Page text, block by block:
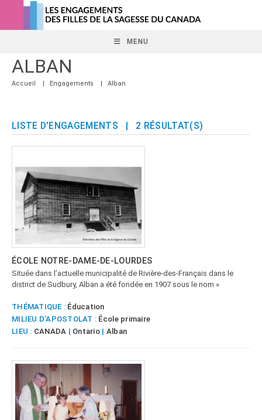
content
MENU
ALBAN
Accueil | Engagements | Alban
LISTE D'ENGAGEMENTS | 2 RÉSULTAT(S)
ÉCOLE NOTRE-DAME-DE-LOURDES
Située dans l’actuelle municipalité de Rivière-des-Français dans le
district de Sudbury, Alban a été fondée en 1907 sous le nom »
THÉMATIQUE : Éducation
MILIEU D’APOSTOLAT : École primaire
LIEU : CANADA | Ontario | Alban